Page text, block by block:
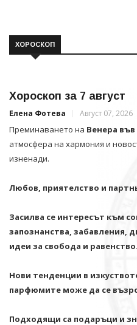
ХОРОСКОП
Хороскоп за 7 август
Елена Фотева Август 07, 2026
Преминаването на Венера
атмосфера на хармония и
изненади.
Любов, приятелство и
Засилва се интересът към
запознанства, забавления,
идеи за свобода и равенство.
Нови тенденции в
парфюмите може да се
Подходящи са подаръци и